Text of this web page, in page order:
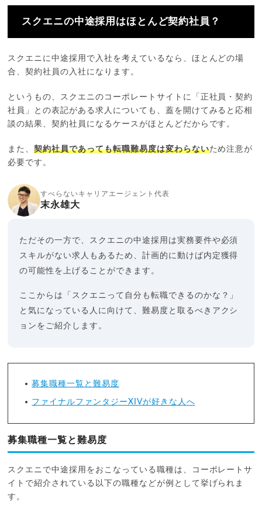
スクエニの中途採用はほとんど契約社員？
スクエニに中途採用で入社を考えているなら、ほとんどの場
合、契約社員の入社になります。
というもの、スクエニのコーポレートサイトに「正社員・契約
社員」との表記がある求人についても、蓋を開けてみると応相
談の結果、契約社員になるケースがほとんどだからです。
また、契約社員であっても転職難易度は変わらないため注意が
必要です。
すべらないキャリアエージェント代表
末永雄大
ただその一方で、スクエニの中途採用は実務要件や必須
スキルがない求人もあるため、計画的に動けば内定獲得
の可能性を上げることができます。
ここからは「スクエニって自分も転職できるのかな？」
と気になっている人に向けて、難易度と取るべきアクシ
ョンをご紹介します。
募集職種一覧と難易度
ファイナルファンタジーXIVが好きな人へ
募集職種一覧と難易度
スクエニで中途採用をおこなっている職種は、コーポレートサ
イトで紹介されている以下の職種などが例として挙げられま
す。